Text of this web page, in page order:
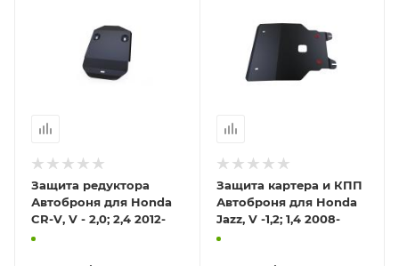
Защита редуктора
Автоброня для Honda
CR-V, V - 2,0; 2,4 2012-
Защита картера и КПП
Автоброня для Honda
Jazz, V -1,2; 1,4 2008-